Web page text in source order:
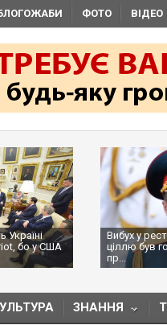
ФОТО ВІДЕО
Україні
бо у США
Вибух у
ціллю був
пр...
ЗНАННЯ